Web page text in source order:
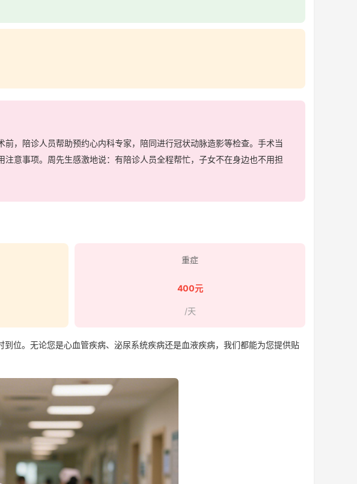
，陪诊人员帮助预约心内科专家，陪同进行冠状动脉造影等检查。手术当
意事项。周先生感激地说：有陪诊人员全程帮忙，子女不在身边也不用担
重症
400元
/天
。无论您是心血管疾病、泌尿系统疾病还是血液疾病，我们都能为您提供贴